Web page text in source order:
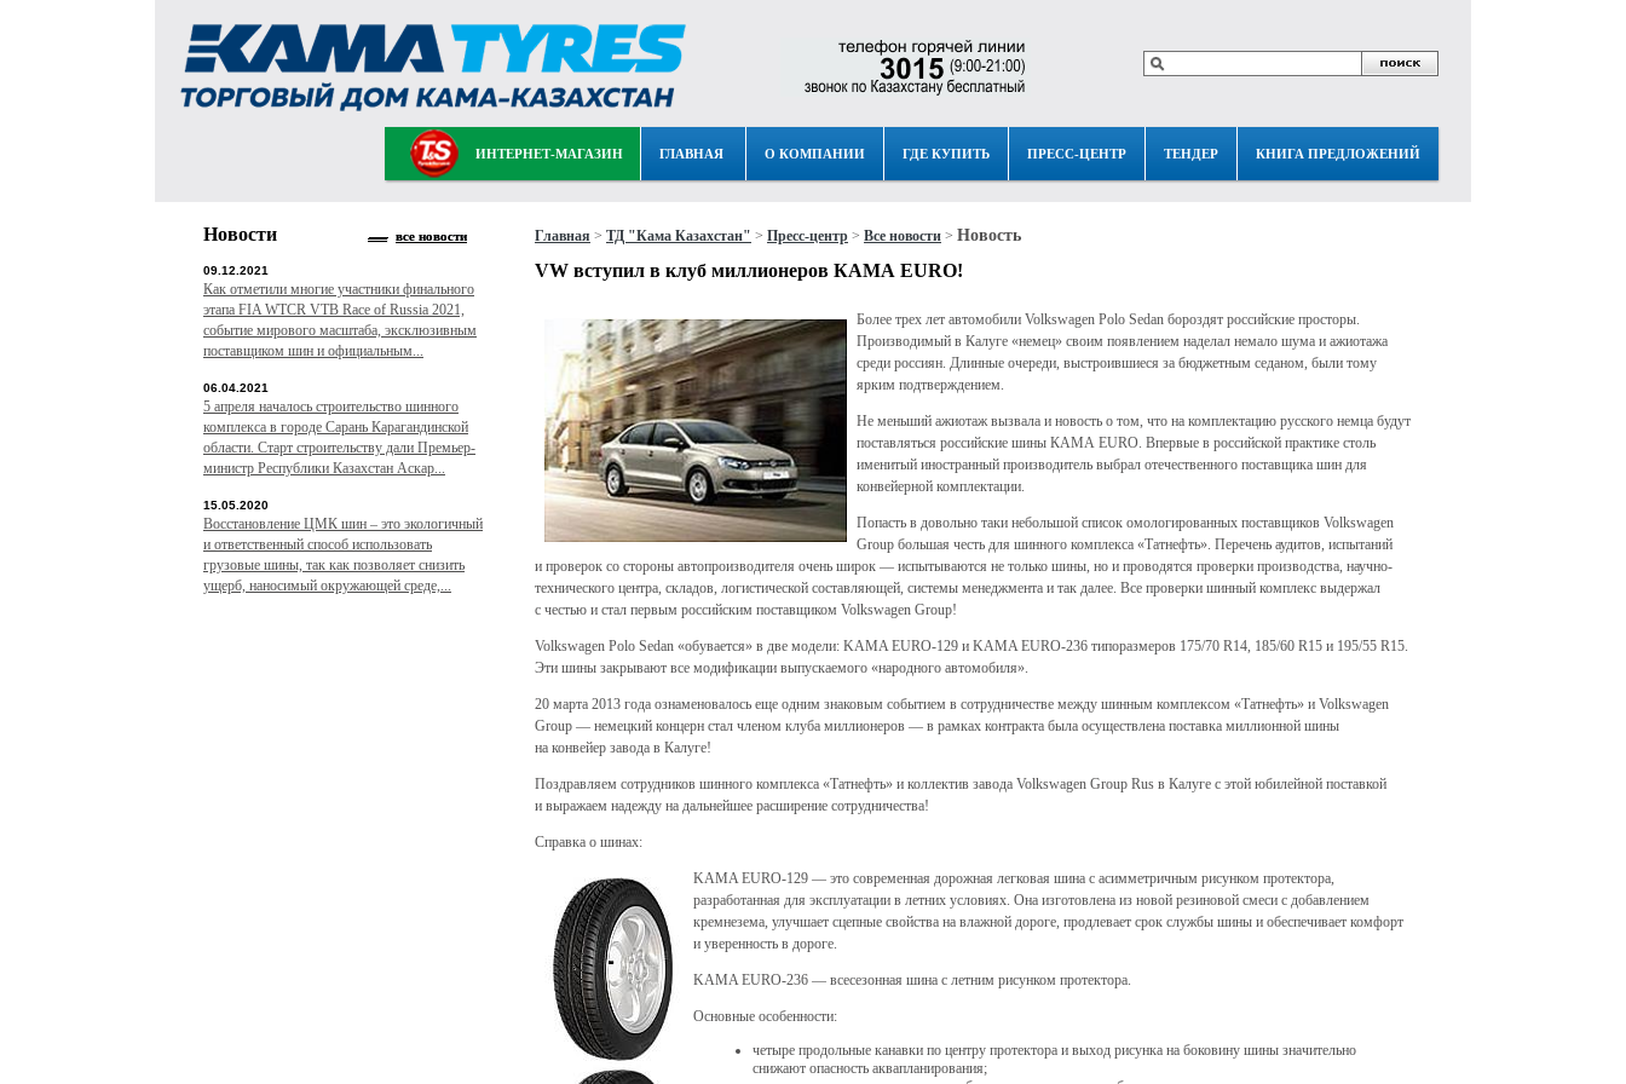
ИНТЕРНЕТ-МАГАЗИН ГЛАВНАЯ О КОМПАНИИ ГДЕ КУПИТЬ ПРЕСС-ЦЕНТР ТЕНДЕР КНИГА ПРЕДЛОЖЕНИЙ
Главная > ТД "Кама Казахстан" > Пресс-центр > Все новости > Новость
VW вступил в клуб миллионеров КАМА EURO!
Более трех лет автомобили Volkswagen Polo Sedan бороздят российские просторы.
Производимый в Калуге «немец» своим появлением наделал немало шума и ажиотажа
среди россиян. Длинные очереди, выстроившиеся за бюджетным седаном, были тому
ярким подтверждением.
Не меньший ажиотаж вызвала и новость о том, что на комплектацию русского немца будут
поставляться российские шины КАМА EURO. Впервые в российской практике столь
именитый иностранный производитель выбрал отечественного поставщика шин для
конвейерной комплектации.
Попасть в довольно таки небольшой список омологированных поставщиков Volkswagen
Group большая честь для шинного комплекса «Татнефть». Перечень аудитов, испытаний
и проверок со стороны автопроизводителя очень широк — испытываются не только шины, но и проводятся проверки производства, научно-
технического центра, складов, логистической составляющей, системы менеджмента и так далее. Все проверки шинный комплекс выдержал
с честью и стал первым российским поставщиком Volkswagen Group!
Volkswagen Polo Sedan «обувается» в две модели: KAMA EURO-129 и KAMA EURO-236 типоразмеров 175/70 R14, 185/60 R15 и 195/55 R15.
Эти шины закрывают все модификации выпускаемого «народного автомобиля».
20 марта 2013 года ознаменовалось еще одним знаковым событием в сотрудничестве между шинным комплексом «Татнефть» и Volkswagen
Group — немецкий концерн стал членом клуба миллионеров — в рамках контракта была осуществлена поставка миллионной шины
на конвейер завода в Калуге!
Поздравляем сотрудников шинного комплекса «Татнефть» и коллектив завода Volkswagen Group Rus в Калуге с этой юбилейной поставкой
и выражаем надежду на дальнейшее расширение сотрудничества!
Справка о шинах:
KAMA EURO-129 — это современная дорожная легковая шина с асимметричным рисунком протектора,
разработанная для эксплуатации в летних условиях. Она изготовлена из новой резиновой смеси с добавлением
кремнезема, улучшает сцепные свойства на влажной дороге, продлевает срок службы шины и обеспечивает комфорт
и уверенность в дороге.
KAMA EURO-236 — всесезонная шина с летним рисунком протектора.
Основные особенности:
четыре продольные канавки по центру протектора и выход рисунка на боковину шины значительно
снижают опасность аквапланирования;
Новости все новости
09.12.2021
Как отметили многие участники финального
этапа FIA WTCR VTB Race of Russia 2021,
событие мирового масштаба, эксклюзивным
поставщиком шин и официальным...
06.04.2021
5 апреля началось строительство шинного
комплекса в городе Сарань Карагандинской
области. Старт строительству дали Премьер-
министр Республики Казахстан Аскар...
15.05.2020
Восстановление ЦМК шин – это экологичный
и ответственный способ использовать
грузовые шины, так как позволяет снизить
ущерб, наносимый окружающей среде,...